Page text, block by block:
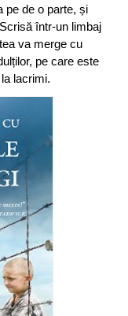
pe de o parte, și
într-un limbaj
va merge cu
pe care este
lacrimi.